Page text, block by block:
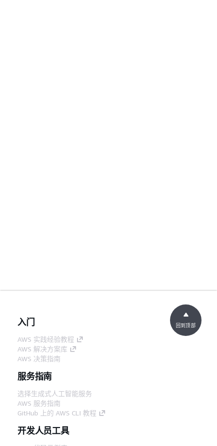
入门
AWS 实践经验教程
AWS 解决方案库
AWS 决策指南
服务指南
选择生成式人工智能服务
AWS 服务指南
GitHub 上的 AWS CLI 教程
开发人员工具
回到顶部